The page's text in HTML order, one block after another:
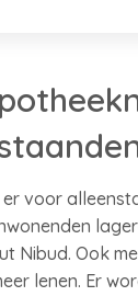
voor
Nibud. Ook
lenen. Er